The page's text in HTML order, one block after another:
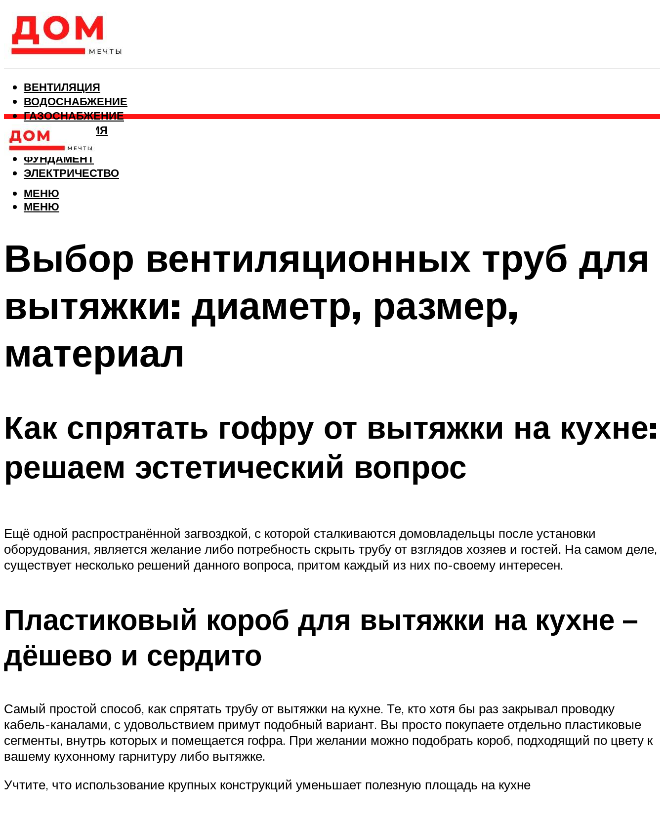
ВЕНТИЛЯЦИЯ
ВОДОСНАБЖЕНИЕ
ГАЗОСНАБЖЕНИЕ
КАНАЛИЗАЦИЯ
ОТОПЛЕНИЕ
ФУНДАМЕНТ
ЭЛЕКТРИЧЕСТВО
МЕНЮ
МЕНЮ
Выбор вентиляционных труб для
вытяжки: диаметр, размер,
материал
Как спрятать гофру от вытяжки на кухне:
решаем эстетический вопрос
Ещё одной распространённой загвоздкой, с которой сталкиваются домовладельцы после установки
оборудования, является желание либо потребность скрыть трубу от взглядов хозяев и гостей. На самом деле,
существует несколько решений данного вопроса, притом каждый из них по-своему интересен.
Пластиковый короб для вытяжки на кухне –
дёшево и сердито
Самый простой способ, как спрятать трубу от вытяжки на кухне. Те, кто хотя бы раз закрывал проводку
кабель-каналами, с удовольствием примут подобный вариант. Вы просто покупаете отдельно пластиковые
сегменты, внутрь которых и помещается гофра. При желании можно подобрать короб, подходящий по цвету к
вашему кухонному гарнитуру либо вытяжке.
Учтите, что использование крупных конструкций уменьшает полезную площадь на кухне